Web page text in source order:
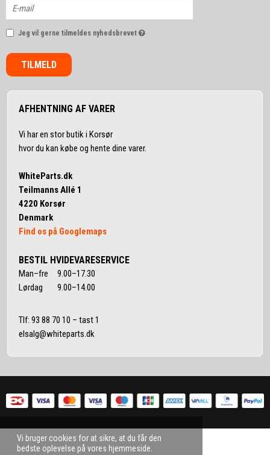
Vi bruger cookies for at sikre, at du får den
bedste oplevelse på vores hjemmeside.
Jeg vil gerne tilmeldes nyhedsbrevet
TILMELD
AFHENTNING AF VARER
Vi har en stor butik i Korsør
hvor du kan købe og hente dine varer.
WhiteParts.dk
Teilmanns Allé 1
4220 Korsør
Denmark
Find os på Googlemaps
BESTIL HVIDEVARESERVICE
Man–fre 9.00–17.30
Lørdag 9.00–14.00
Tlf: 93 88 70 10 – tast 1
elsalg@whiteparts.dk